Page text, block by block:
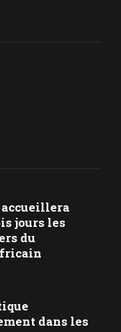
jours les
du
dans les